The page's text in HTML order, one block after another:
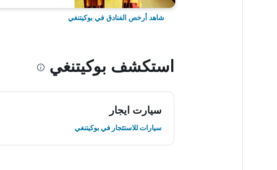
شاهد أرخص الفنادق في بوكيتنغي
استكشف بوكيتنغي
سيارت ايجار
سيارات للاستئجار في بوكيتنغي